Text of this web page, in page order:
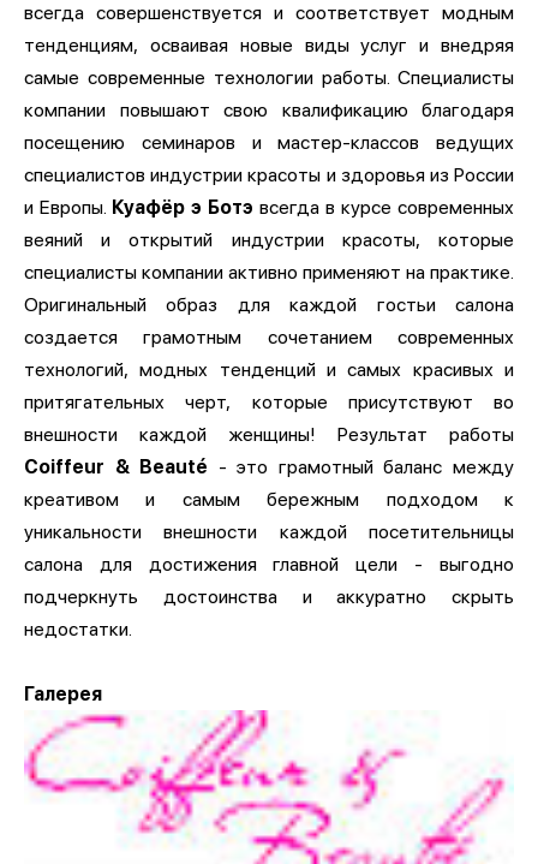
всегда совершенствуется и соответствует модным
тенденциям, осваивая новые виды услуг и внедряя
самые современные технологии работы. Специалисты
компании повышают свою квалификацию благодаря
посещению семинаров и мастер-классов ведущих
специалистов индустрии красоты и здоровья из России
и Европы. Куафёр э Ботэ всегда в курсе современных
веяний и открытий индустрии красоты, которые
специалисты компании активно применяют на практике.
Оригинальный образ для каждой гостьи салона
создается грамотным сочетанием современных
технологий, модных тенденций и самых красивых и
притягательных черт, которые присутствуют во
внешности каждой женщины! Результат работы
Coiffeur & Beauté - это грамотный баланс между
креативом и самым бережным подходом к
уникальности внешности каждой посетительницы
салона для достижения главной цели - выгодно
подчеркнуть достоинства и аккуратно скрыть
недостатки.
Галерея